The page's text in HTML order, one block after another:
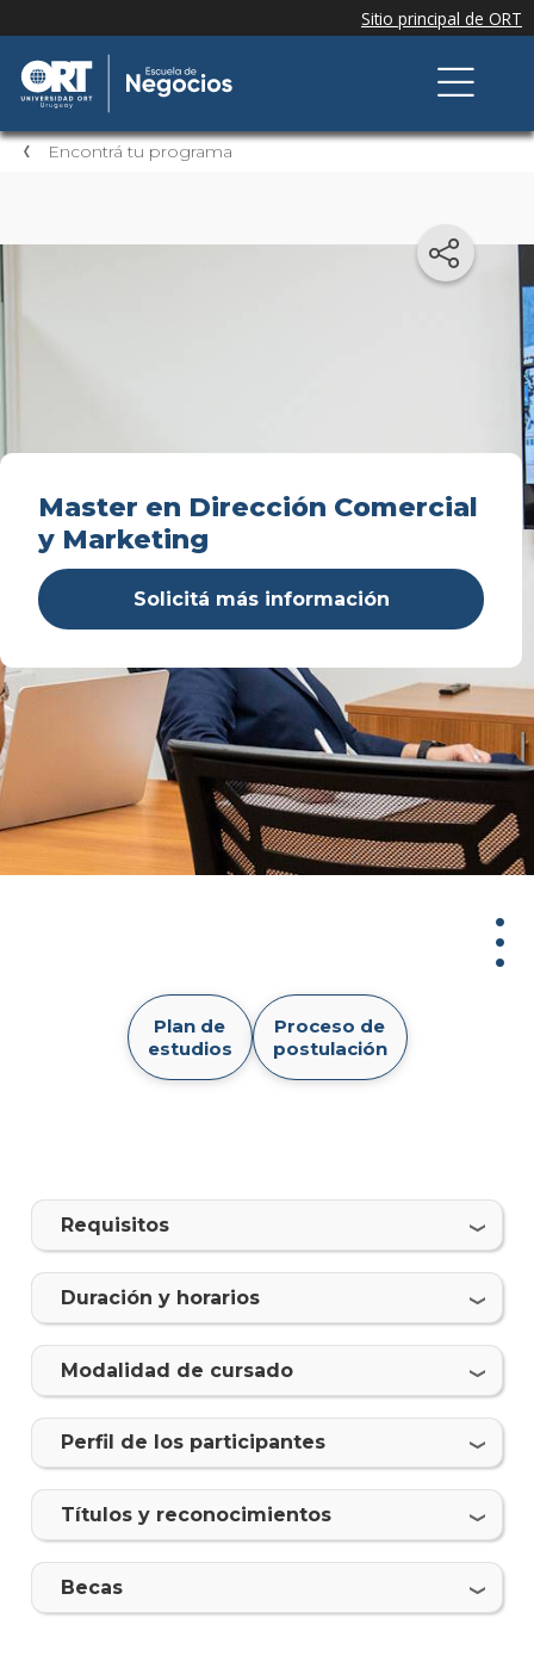
Encontrá tu programa
Master en Dirección Comercial
y Marketing
Solicitá más información
Plan
de
de
más
Plan de
estudios
Proceso de
postulación
Requisitos
Duración y horarios
Modalidad de cursado
Perfil de los participantes
Tí­tulos y reconocimientos
Becas